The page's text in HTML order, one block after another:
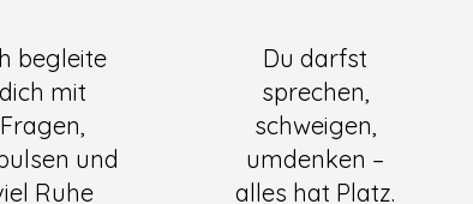
begleite
dich mit
Fragen,
und
Ruhe
Du darfst
sprechen,
schweigen,
umdenken –
alles hat Platz.